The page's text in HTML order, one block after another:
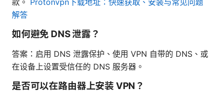
解答
如何避免 DNS 泄露？
答案：启用 DNS 泄露保护、使用 VPN 自带的 DNS、或
在设备上设置受信任的 DNS 服务器。
是否可以在路由器上安装 VPN？